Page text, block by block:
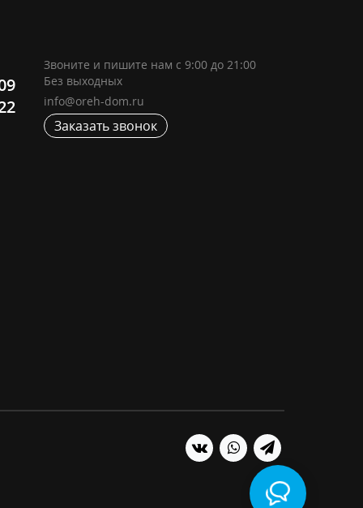
Звоните и пишите нам с 9:00 до 21:00
Без выходных
info@oreh-dom.ru
Заказать звонок